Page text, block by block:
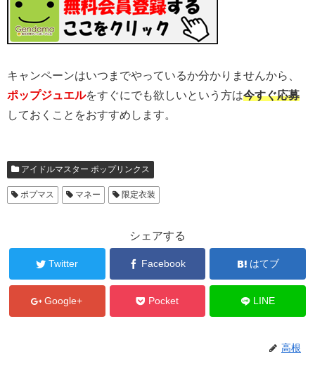
キャンペーンはいつまでやっているか分かりませんから、
ポップジュエルをすぐにでも欲しいという方は今すぐ応募
しておくことをおすすめします。
アイドルマスター ポップリンクス
ポプマス マネー 限定衣装
シェアする
Twitter Facebook はてブ
Google+ Pocket LINE
高根